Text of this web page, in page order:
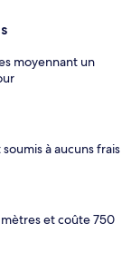
moyennant un
à aucuns frais
et coûte 750